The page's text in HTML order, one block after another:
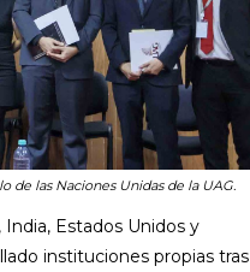
de las Naciones Unidas de la UAG.
Estados Unidos y
instituciones propias tras